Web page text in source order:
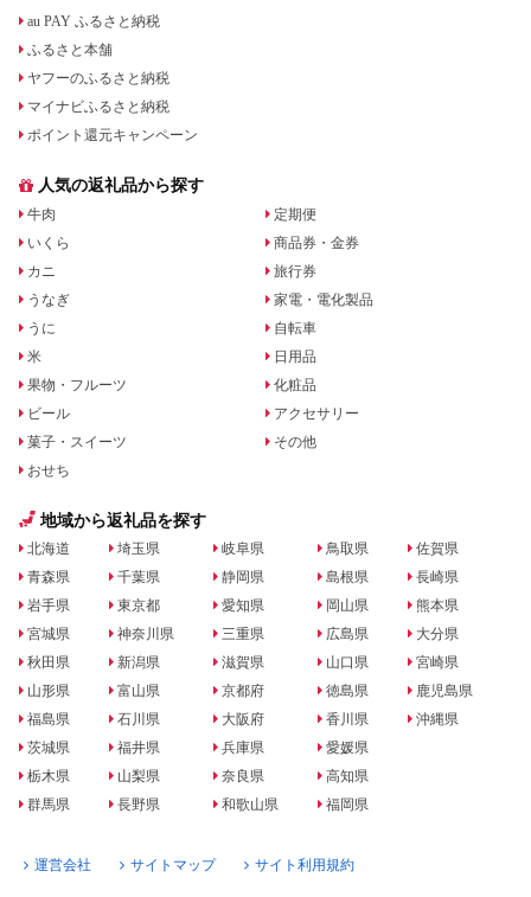
au PAY ふるさと納税
ふるさと本舗
ヤフーのふるさと納税
マイナビふるさと納税
ポイント還元キャンペーン
人気の返礼品から探す
牛肉
いくら
カニ
うなぎ
うに
米
果物・フルーツ
ビール
菓子・スイーツ
おせち
定期便
商品券・金券
旅行券
家電・電化製品
自転車
日用品
化粧品
アクセサリー
その他
地域から返礼品を探す
北海道
青森県
岩手県
宮城県
秋田県
山形県
福島県
茨城県
栃木県
群馬県
埼玉県
千葉県
東京都
神奈川県
新潟県
富山県
石川県
福井県
山梨県
長野県
岐阜県
静岡県
愛知県
三重県
滋賀県
京都府
大阪府
兵庫県
奈良県
和歌山県
鳥取県
島根県
岡山県
広島県
山口県
徳島県
香川県
愛媛県
高知県
福岡県
佐賀県
長崎県
熊本県
大分県
宮崎県
鹿児島県
沖縄県
運営会社 サイトマップ サイト利用規約